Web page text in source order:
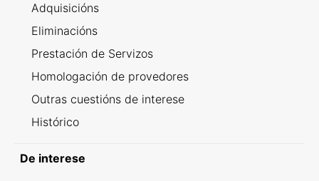
Adquisicións
Eliminacións
Prestación de Servizos
Homologación de provedores
Outras cuestións de interese
Histórico
De interese